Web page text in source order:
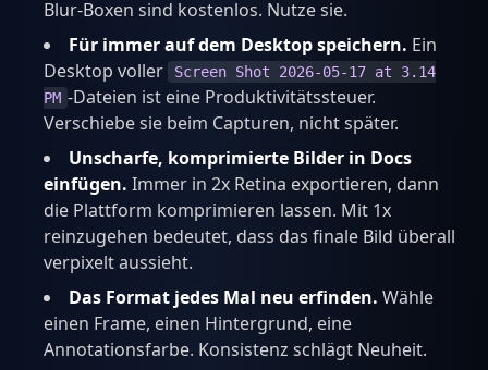
Blur-Boxen sind kostenlos. Nutze sie.
Für immer auf dem Desktop speichern. Ein
Desktop voller
Screen Shot 2026-05-17 at 3.14
PM -Dateien ist eine Produktivitätssteuer.
Verschiebe sie beim Capturen, nicht später.
Unscharfe, komprimierte Bilder in Docs
einfügen. Immer in 2x Retina exportieren, dann
die Plattform komprimieren lassen. Mit 1x
reinzugehen bedeutet, dass das finale Bild überall
verpixelt aussieht.
Das Format jedes Mal neu erfinden. Wähle
einen Frame, einen Hintergrund, eine
Annotationsfarbe. Konsistenz schlägt Neuheit.